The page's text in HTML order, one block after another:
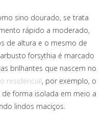
sino dourado, se trata
rápido a moderado,
de altura e o mesmo de
arbustoforsythia é marcado
brilhantes que nascem no
residencial, por exemplo, o
forma isolada em meio a
lindos maciços.